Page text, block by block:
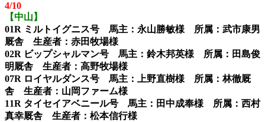
4/10
【中山】
01R ミルトイグニス号 馬主：永山勝敏様 所属：武市康男
厩舎 生産者：赤田牧場様
02R ビップシャルマン号 馬主：鈴木邦英様 所属：田島俊
明厩舎 生産者：高野牧場様
07R ロイヤルダンス号 馬主：上野直樹様 所属：林徹厩
舎 生産者：山岡ファーム様
11R タイセイアベニール号 馬主：田中成奉様 所属：西村
真幸厩舎 生産者：松本信行様